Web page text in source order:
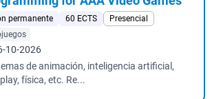
permanente 60 ECTS
Presencial
10-2026
de animación, inteligencia artificial,
física, etc. Re...